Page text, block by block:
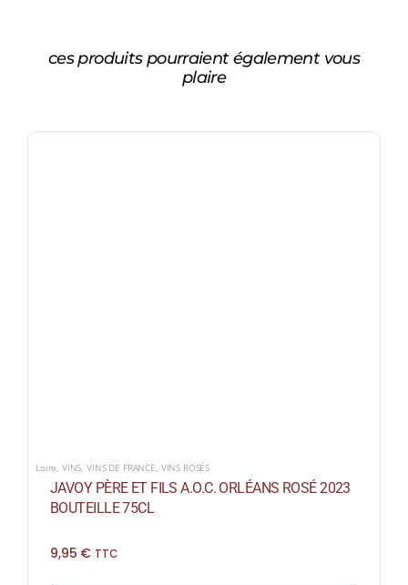
ces produits pourraient également vous
plaire
Loire VINS ,VINS DE FRANCE VINS ROSÉS
JAVOY PÈRE ET FILS A.O.C. ORLÉANS ROSÉ 2023
BOUTEILLE 75CL
9,95 € TTC